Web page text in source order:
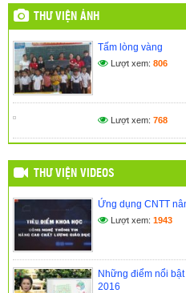
(01/11/2025)
TIỂU HỌC KPĂ KLƠNG
(14/09/2025)
NGÀY HỘI ĐỌC SÁCH
(27/05/2025)
THƯ VIỆN ẢNH
Tấm lòng vàng
Lượt xem: 806
Lượt xem: 768
THƯ VIỆN VIDEOS
Ứng dụng CNTT
Lượt xem: 1943
Những điểm nổi
2016